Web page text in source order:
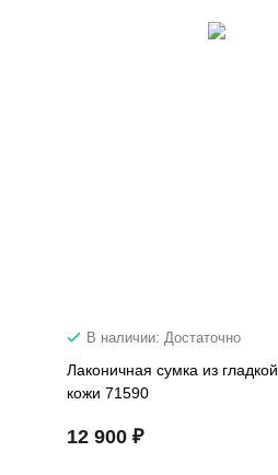
В наличии: Достаточно
Лаконичная сумка из гладкой
кожи 71590
12 900 ₽